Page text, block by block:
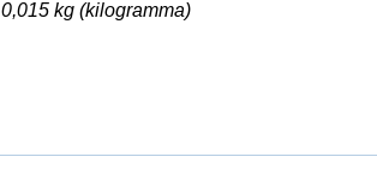
0,015 kg (kilogramma)